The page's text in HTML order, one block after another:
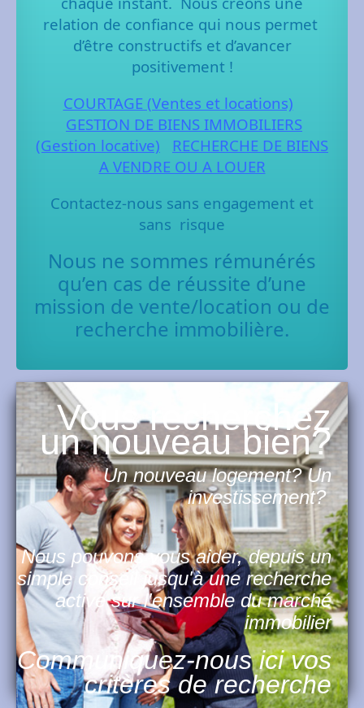
relation de confiance qui nous permet
d’être constructifs et d’avancer
positivement !
COURTAGE (Ventes et locations)
GESTION DE BIENS IMMOBILIERS
(Gestion locative)
RECHERCHE DE BIENS
A VENDRE OU A LOUER
Contactez-nous sans engagement et
sans risque
Nous ne sommes rémunérés
qu’en cas de réussite d’une
mission de vente/location ou de
recherche immobilière.
Vous recherchez
un nouveau bien?
Un nouveau logement? Un
investissement?
Nous pouvons vous aider, depuis un
simple conseil jusqu'à une recherche
active sur l'ensemble du marché
immobilier
Communiquez-nous ici vos
critères de recherche